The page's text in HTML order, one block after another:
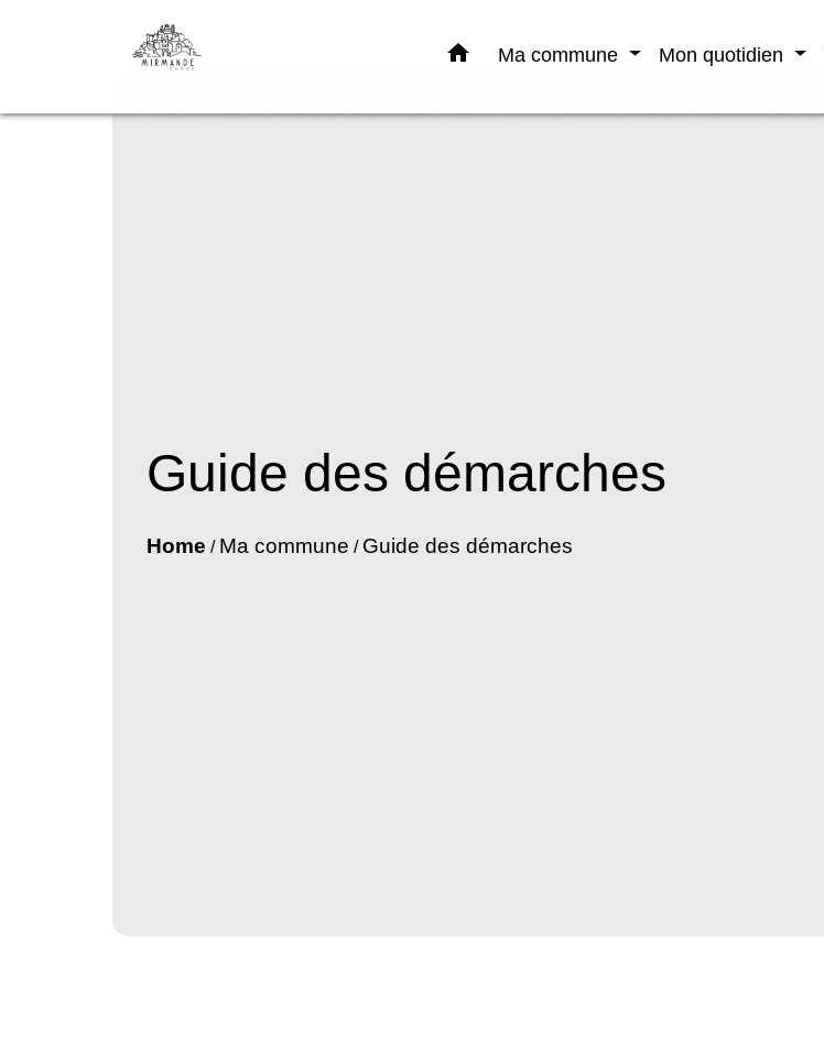
home Ma commune Mon quotidien
Guide des démarches
Home / Ma commune / Guide des démarches